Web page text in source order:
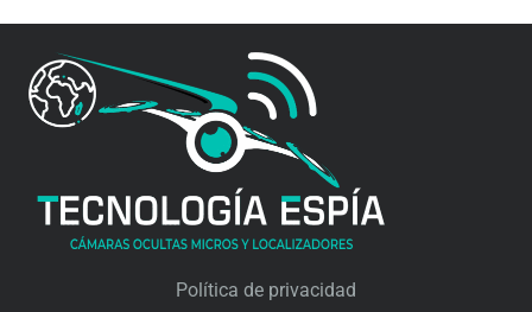
Política de privacidad